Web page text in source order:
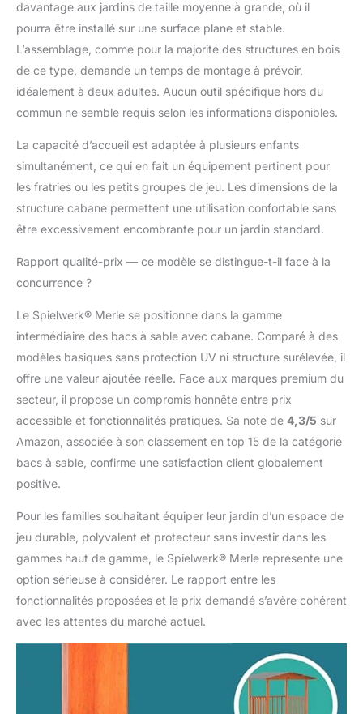
bords pratique offrent
des possibilités
d'assise.
davantage aux jardins de taille moyenne à grande, où il
pourra être installé sur une surface plane et stable.
L’assemblage, comme pour la majorité des structures en bois
de ce type, demande un temps de montage à prévoir,
idéalement à deux adultes. Aucun outil spécifique hors du
commun ne semble requis selon les informations disponibles.
La capacité d’accueil est adaptée à plusieurs enfants
simultanément, ce qui en fait un équipement pertinent pour
les fratries ou les petits groupes de jeu. Les dimensions de la
structure cabane permettent une utilisation confortable sans
être excessivement encombrante pour un jardin standard.
Rapport qualité-prix — ce modèle se distingue-t-il face à la
concurrence ?
Le Spielwerk® Merle se positionne dans la gamme
intermédiaire des bacs à sable avec cabane. Comparé à des
modèles basiques sans protection UV ni structure surélevée, il
offre une valeur ajoutée réelle. Face aux marques premium du
secteur, il propose un compromis honnête entre prix
accessible et fonctionnalités pratiques. Sa note de 4,3/5 sur
Amazon, associée à son classement en top 15 de la catégorie
bacs à sable, confirme une satisfaction client globalement
positive.
Pour les familles souhaitant équiper leur jardin d’un espace de
jeu durable, polyvalent et protecteur sans investir dans les
gammes haut de gamme, le Spielwerk® Merle représente une
option sérieuse à considérer. Le rapport entre les
fonctionnalités proposées et le prix demandé s’avère cohérent
avec les attentes du marché actuel.